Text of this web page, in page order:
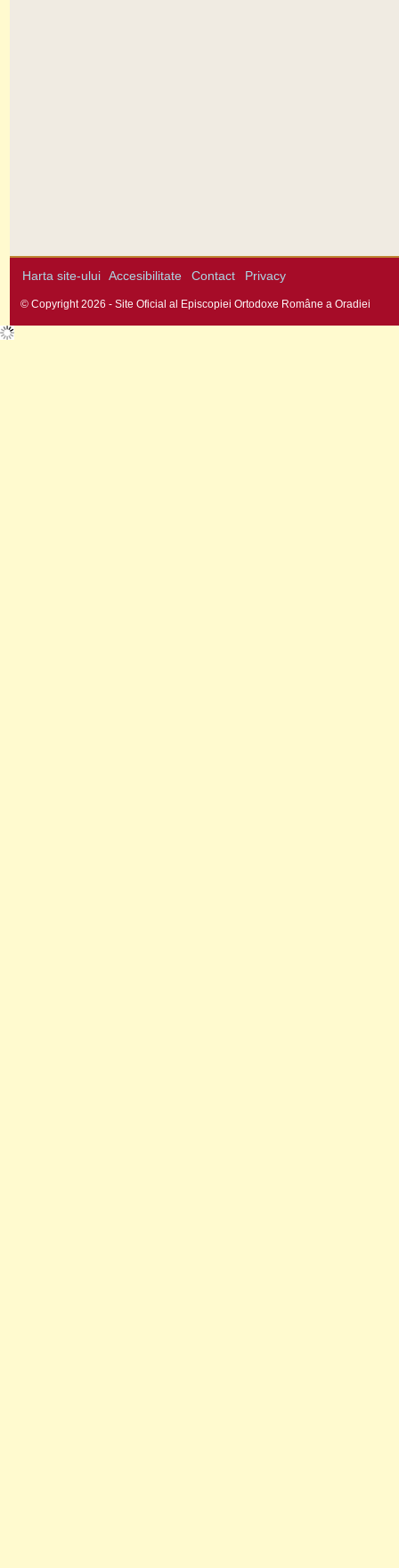
Harta site-ului Accesibilitate Contact Privacy
© Copyright 2026 - Site Oficial al Episcopiei Ortodoxe Române a Oradiei